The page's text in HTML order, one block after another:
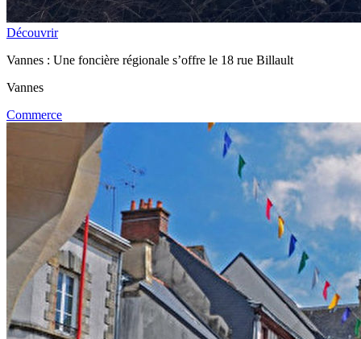
Découvrir
Vannes : Une foncière régionale s’offre le 18 rue Billault
Vannes
Commerce